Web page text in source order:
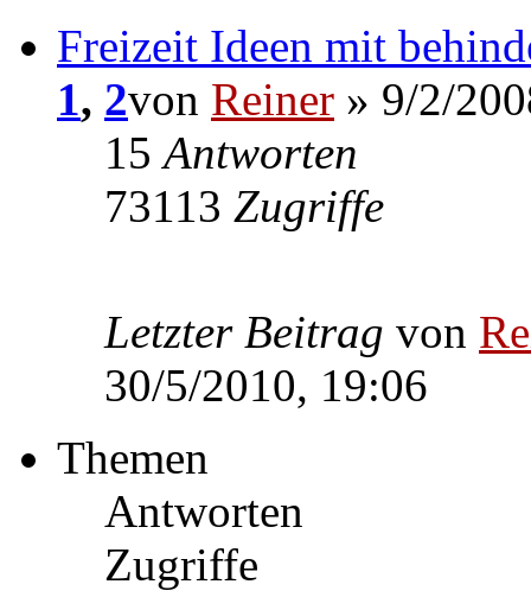
Freizeit Ideen mit
1, 2von Reiner » 9/2/
15Antworten
73113 Zugriffe
Letzter Beitrag von
30/5/2010, 19:06
Themen
Antworten
Zugriffe